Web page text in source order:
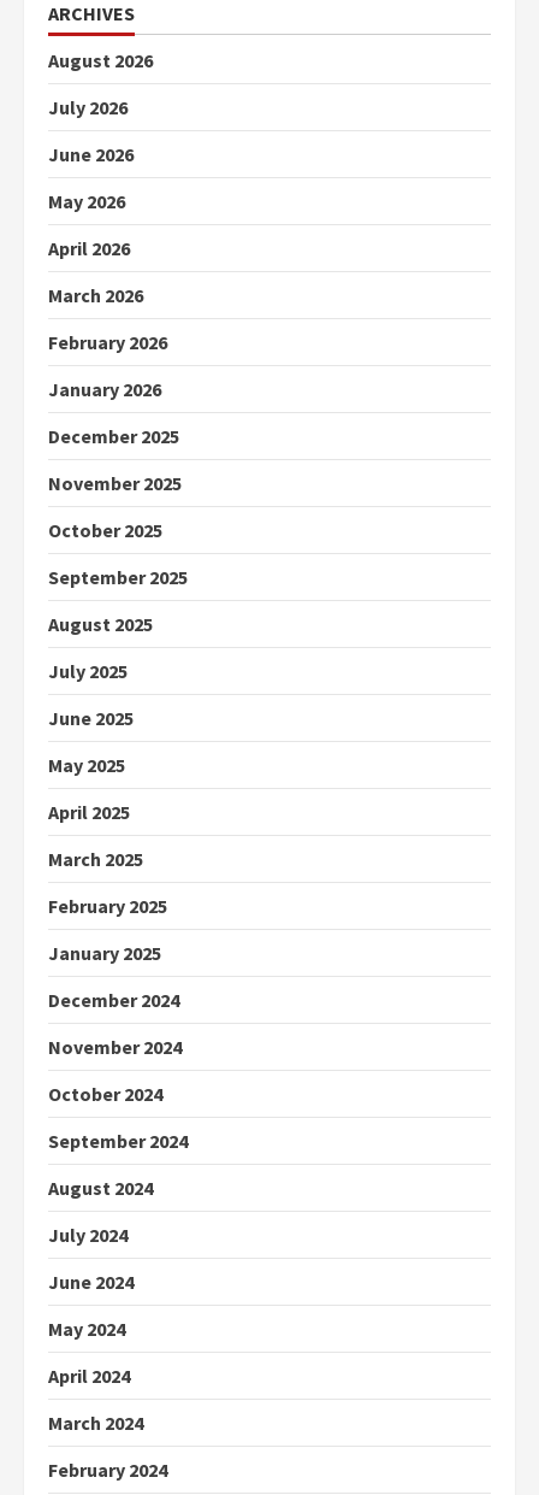
ARCHIVES
August 2026
July 2026
June 2026
May 2026
April 2026
March 2026
February 2026
January 2026
December 2025
November 2025
October 2025
September 2025
August 2025
July 2025
June 2025
May 2025
April 2025
March 2025
February 2025
January 2025
December 2024
November 2024
October 2024
September 2024
August 2024
July 2024
June 2024
May 2024
April 2024
March 2024
February 2024